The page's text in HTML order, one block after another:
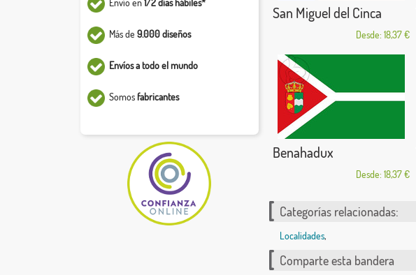
Más de 9.000 diseños
Envíos a todo el mundo
Somosfabricantes
San Miguel del Cinca
Desde: 18,37 €
Benahadux
Desde: 18,37 €
Categorías relacionadas:
Localidades,
Comparte esta bandera